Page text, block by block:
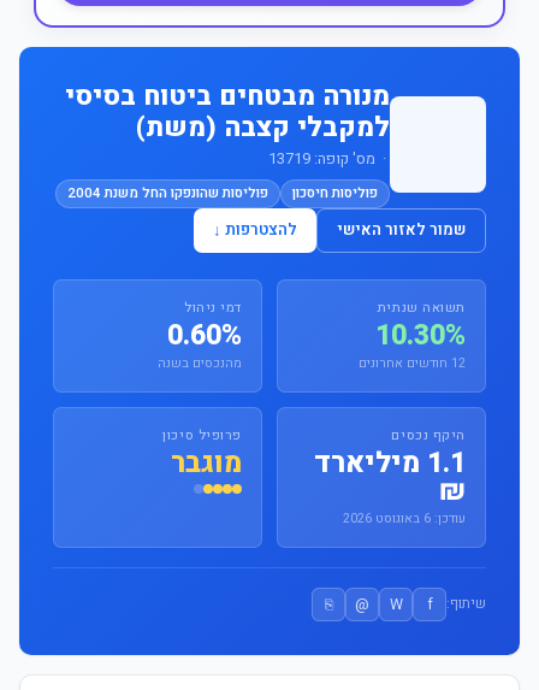
מנורה מבטחים ביטוח בסיסי
למקבלי קצבה (משת)
· מס' קופה: 13719
פוליסות חיסכון פוליסות שהונפקו החל משנת 2004
שמור לאזור האישי להצטרפות ↓
תשואה שנתית
10.30%
12 חודשים אחרונים
דמי ניהול
0.60%
מהנכסים בשנה
היקף נכסים
1.1 מיליארד
₪
עודכן: 6 באוגוסט 2026
פרופיל סיכון
מוגבר
שיתוף: f
W
@
⎘